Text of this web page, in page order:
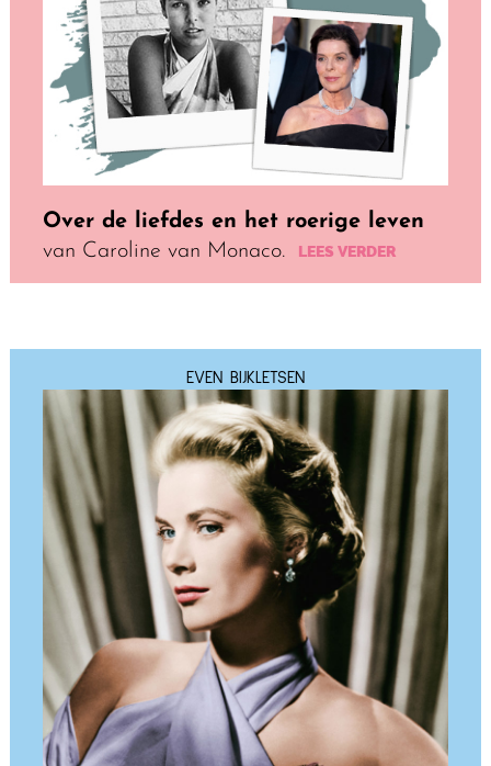
Over de liefdes en het roerige leven
van Caroline van Monaco.
LEES VERDER
EVEN BIJKLETSEN